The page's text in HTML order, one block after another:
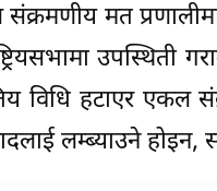
मत
विधि हटाएर एकल
लम्ब्याउने होइन,